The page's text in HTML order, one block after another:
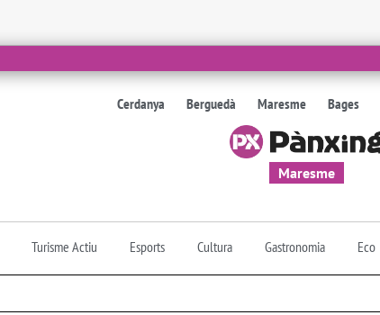
Cerdanya Berguedà Maresme Bages
Maresme
Turisme Actiu Esports Cultura Gastronomia Eco